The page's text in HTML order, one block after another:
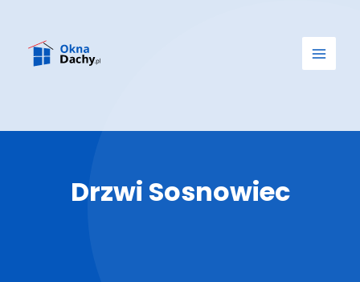
Drzwi Sosnowiec